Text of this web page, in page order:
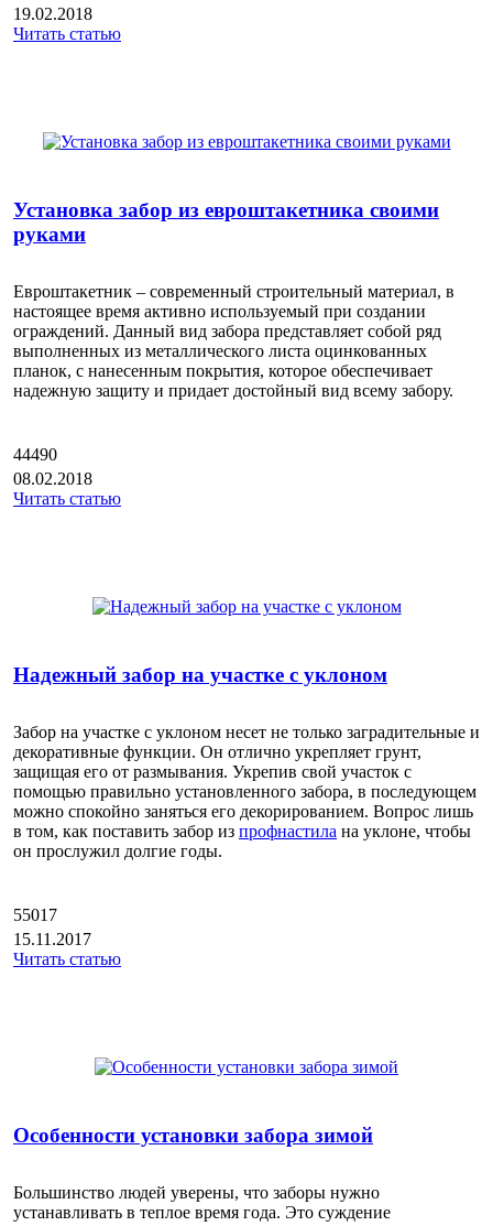
19.02.2018
Читать статью
Установка забор из евроштакетника своими
руками
Евроштакетник – современный строительный материал, в
настоящее время активно используемый при создании
ограждений. Данный вид забора представляет собой ряд
выполненных из металлического листа оцинкованных
планок, с нанесенным покрытия, которое обеспечивает
надежную защиту и придает достойный вид всему забору.
44490
08.02.2018
Читать статью
Надежный забор на участке с уклоном
Забор на участке с уклоном несет не только заградительные и
декоративные функции. Он отлично укрепляет грунт,
защищая его от размывания. Укрепив свой участок с
помощью правильно установленного забора, в последующем
можно спокойно заняться его декорированием. Вопрос лишь
в том, как поставить забор из профнастила на уклоне, чтобы
он прослужил долгие годы.
55017
15.11.2017
Читать статью
Особенности установки забора зимой
Большинство людей уверены, что заборы нужно
устанавливать в теплое время года. Это суждение